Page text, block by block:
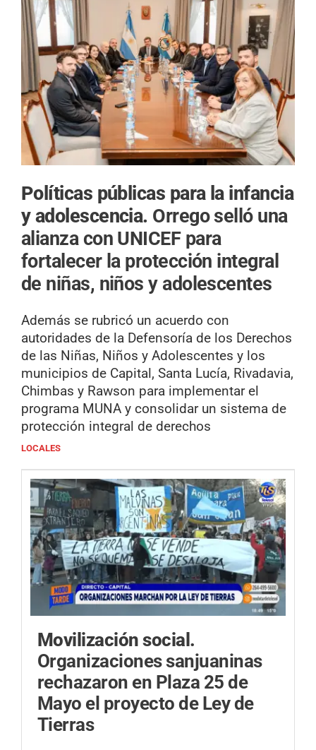
Políticas públicas para la infancia
y adolescencia. Orrego selló una
alianza con UNICEF para
fortalecer la protección integral
de niñas, niños y adolescentes
Además se rubricó un acuerdo con
autoridades de la Defensoría de los Derechos
de las Niñas, Niños y Adolescentes y los
municipios de Capital, Santa Lucía, Rivadavia,
Chimbas y Rawson para implementar el
programa MUNA y consolidar un sistema de
protección integral de derechos
LOCALES
Movilización social.
Organizaciones sanjuaninas
rechazaron en Plaza 25 de
Mayo el proyecto de Ley de
Tierras